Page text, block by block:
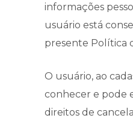
informações
usuário está
presente Política
O usuário, ao
conhecer e pode
direitos de